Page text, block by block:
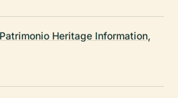
Heritage Information,